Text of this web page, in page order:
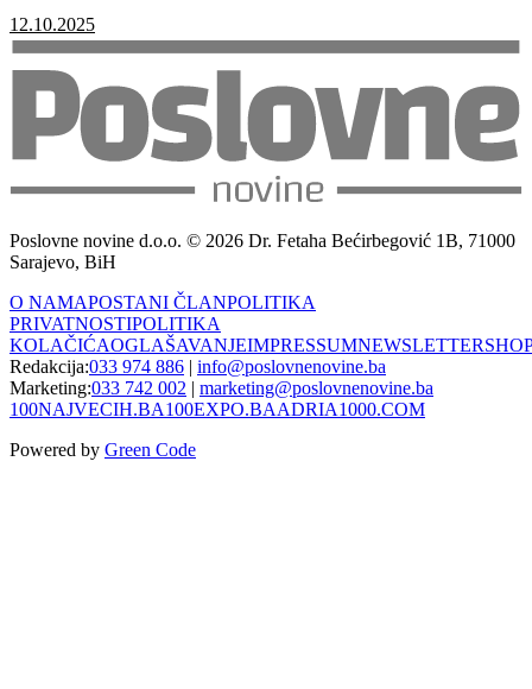
12.10.2025
Poslovne novine d.o.o. © 2026 Dr. Fetaha Bećirbegović 1B, 71000
Sarajevo, BiH
O NAMAPOSTANI ČLANPOLITIKA
PRIVATNOSTIPOLITIKA
KOLAČIĆAOGLAŠAVANJEIMPRESSUMNEWSLETTER
Redakcija:033 974 886 | info@poslovnenovine.ba
Marketing:033 742 002 | marketing@poslovnenovine.ba
100NAJVECIH.BA100EXPO.BAADRIA1000.COM
Powered by Green Code